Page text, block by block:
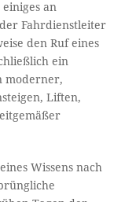
an
Fahrdienstleiter
den Ruf eines
ein
moderner,
Liften,
Wissens nach